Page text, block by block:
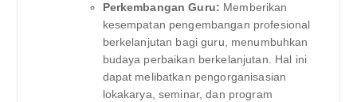
Perkembangan Guru: Memberikan
kesempatan pengembangan profesional
berkelanjutan bagi guru, menumbuhkan
budaya perbaikan berkelanjutan. Hal ini
dapat melibatkan pengorganisasian
lokakarya, seminar, dan program